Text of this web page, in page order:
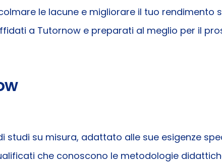
le lacune e migliorare il tuo rendimento
a Tutornow e preparati al meglio per il
studi su misura, adattato alle sue esigenze
che conoscono le metodologie